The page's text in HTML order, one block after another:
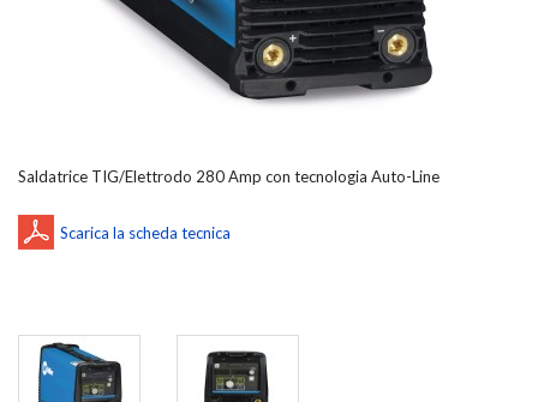
Saldatrice TIG/Elettrodo 280 Amp con tecnologia Auto-Line